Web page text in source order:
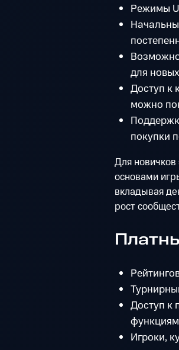
Режимы
для
Доступ к
можно
покупки
Для
основами
вкладывая
рост
Доступ к
функциям
Игроки,